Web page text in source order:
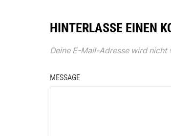
HINTERLASSE EINEN
Deine E-Mail-Adresse wird
MESSAGE